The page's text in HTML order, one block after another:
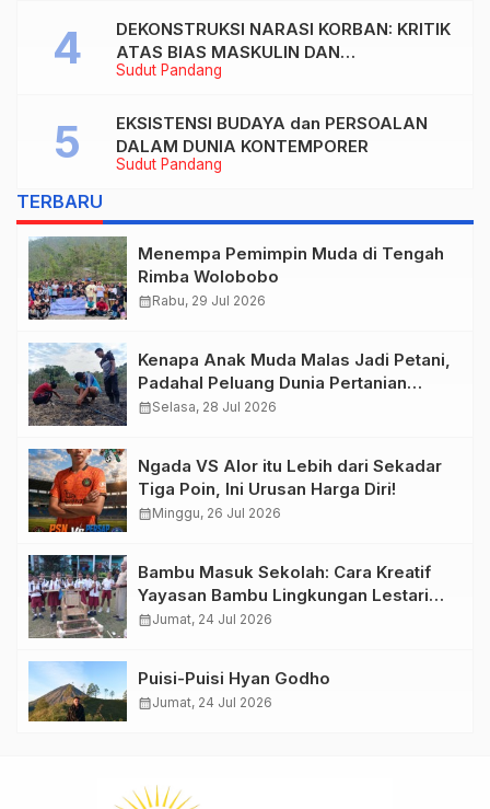
Sudut Pandang
DEKONSTRUKSI NARASI KORBAN: KRITIK
ATAS BIAS MASKULIN DAN
OBJEKTIVIKASI PEREMPUAN DALAM
TUNTUTAN BELIS” KARYA AGUSTINUS
S. SASMITA
Sudut Pandang
EKSISTENSI BUDAYA dan PERSOALAN
DALAM DUNIA KONTEMPORER
TERBARU
Menempa Pemimpin Muda di Tengah
Rimba Wolobobo
calendar_monthRabu, 29 Jul 2026
Kenapa Anak Muda Malas Jadi Petani,
Padahal Peluang Dunia Pertanian
Menjanjikan?
calendar_monthSelasa, 28 Jul 2026
Ngada VS Alor itu Lebih dari Sekadar
Tiga Poin, Ini Urusan Harga Diri!
calendar_monthMinggu, 26 Jul 2026
Bambu Masuk Sekolah: Cara Kreatif
Yayasan Bambu Lingkungan Lestari
Rayakan Hari Anak Nasional di
calendar_monthJumat, 24 Jul 2026
Puisi-Puisi Hyan Godho
calendar_monthJumat, 24 Jul 2026